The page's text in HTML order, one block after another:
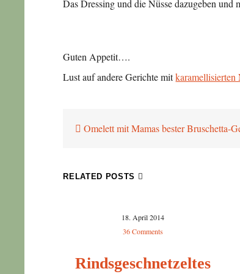
Das Dressing und die Nüsse dazugeben und
Guten Appetit….
Lust auf andere Gerichte mitkaramellisierten
Omelett mit Mamas bester Bruschetta-
RELATED POSTS
18. April 2014
36 Comments
Rindsgeschnetzeltes